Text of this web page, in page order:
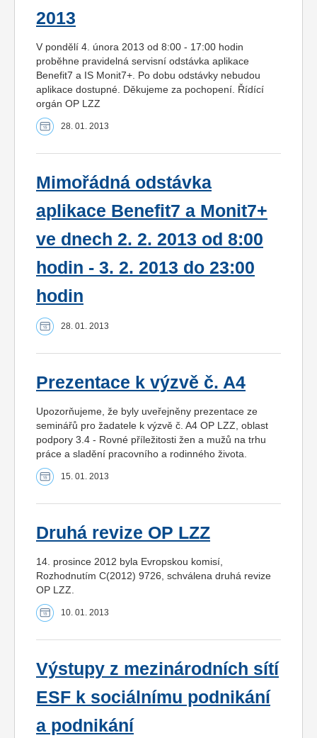
2013
V pondělí 4. února 2013 od 8:00 - 17:00 hodin
proběhne pravidelná servisní odstávka aplikace
Benefit7 a IS Monit7+. Po dobu odstávky nebudou
aplikace dostupné. Děkujeme za pochopení. Řídící
orgán OP LZZ
28. 01. 2013
Mimořádná odstávka
aplikace Benefit7 a Monit7+
ve dnech 2. 2. 2013 od 8:00
hodin - 3. 2. 2013 do 23:00
hodin
28. 01. 2013
Prezentace k výzvě č. A4
Upozorňujeme, že byly uveřejněny prezentace ze
seminářů pro žadatele k výzvě č. A4 OP LZZ, oblast
podpory 3.4 - Rovné příležitosti žen a mužů na trhu
práce a sladění pracovního a rodinného života.
15. 01. 2013
Druhá revize OP LZZ
14. prosince 2012 byla Evropskou komisí,
Rozhodnutím C(2012) 9726, schválena druhá revize
OP LZZ.
10. 01. 2013
Výstupy z mezinárodních sítí
ESF k sociálnímu podnikání
a podnikání